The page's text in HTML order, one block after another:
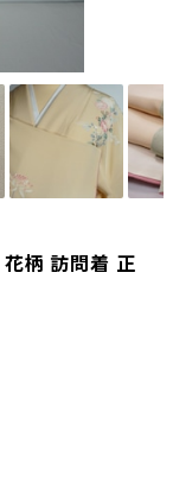
柄 訪問着 正